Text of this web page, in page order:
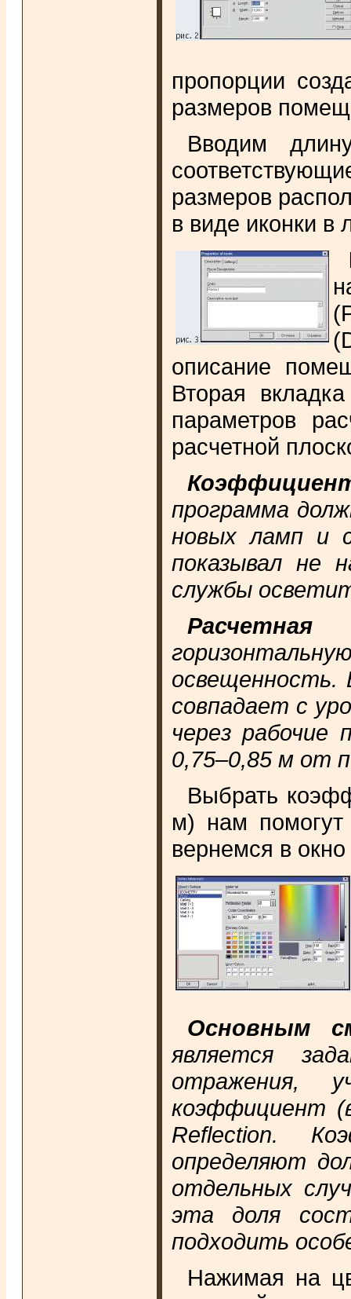
пропорции
размеров
Вводим
размеров
в виде иконки в
описание
Вторая
параметров
расчетной
программа
новых ламп и
показывал не
службы
Расчетная
освещенность.
совпадает с
через рабочие
0,75–0,85 м от
Выбрать
м) нам
вернемся в
Основным
является
отражения,
коэффициент
Reflection.
определяют
отдельных
эта доля
подходить
Нажимая на